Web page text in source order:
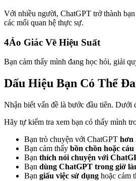
Với nhiều người, ChatGPT trở thành
các mối quan hệ thực sự.
4Ảo Giác Về Hiệu Suất
Bạn cảm thấy mình đang học hỏi, giải
Dấu Hiệu Bạn Có Thể
Nhận biết vấn đề là bước đầu tiên. Dưới
Hãy tự kiểm tra xem bạn có thấy mình
Bạn trò chuyện với ChatGPT hơn
Bạn cảm thấy bồn chồn hoặc cáu
Bạn thích nói chuyện với
Bạn dùng ChatGPT trong giờ
Bạn giấu việc sử dụng hoặc cảm